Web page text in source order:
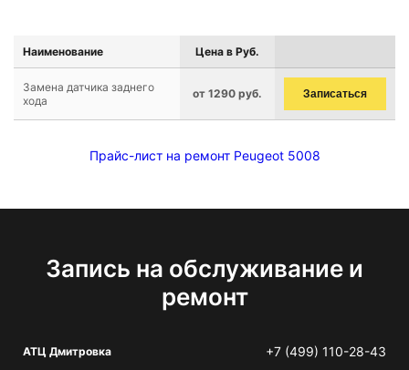
Наименование Цена в Руб.
Замена датчика заднего
хода
от 1290 руб. Записаться
Прайс-лист на ремонт Peugeot 5008
Запись на обслуживание и
ремонт
АТЦ Дмитровка +7 (499) 110-28-43